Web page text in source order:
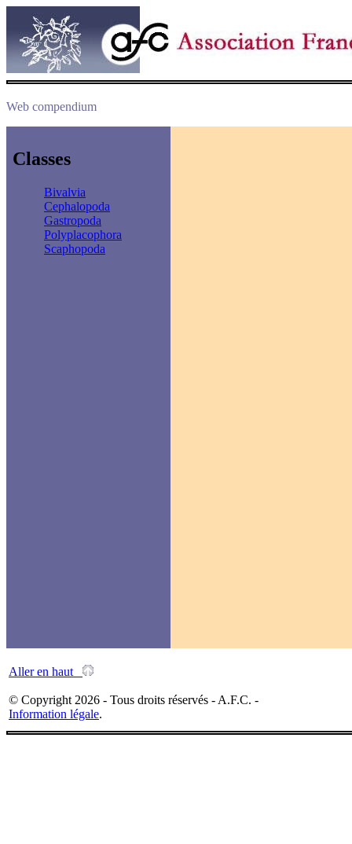
Web compendium
Classes
Bivalvia
Cephalopoda
Gastropoda
Polyplacophora
Scaphopoda
Aller en haut
© Copyright 2026 - Tous droits réservés - A.F.C. -
Information légale.